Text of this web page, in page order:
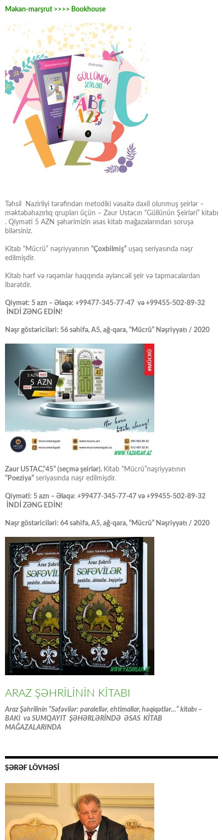
Məkan-marşrut >>>> Bookhouse
Təhsil Nazirliyi tərəfindən metodiki vəsaitə daxil olunmuş şeirlər –
məktəbəhazırlıq qrupları üçün – Zaur Ustacın “Güllünün Şeirləri” kitabı
. Qiyməti 5 AZN şəhərimizin əsas kitab mağazalarından soruşa
bilərsiniz.
Kitab “Mücrü” nəşriyyatının “Çoxbilmiş” uşaq seriyasında nəşr
edilmişdir.
Kitab hərf və rəqəmlər haqqında əyləncəli şeir və tapmacalardan
ibarətdir.
Qiymət: 5 azn – Əlaqə: +99477-345-77-47 və +99455-502-89-32
İNDİ ZƏNG EDİN!
Nəşr göstəriciləri: 56 səhifə, A5, ağ-qara, “Mücrü” Nəşriyyatı / 2020
Zaur USTAC,“45” (seçmə şeirlər). Kitab “Mücrü”nəşriyyatının
“Poeziya” seriyasında nəşr edilmişdir.
Qiyməti: 5 azn – Əlaqə: +99477-345-77-47 və +99455-502-89-32
İNDİ ZƏNG EDİN!
Nəşr göstəriciləri: 64 səhifə, A5, ağ-qara, “Mücrü” Nəşriyyatı / 2020
ARAZ ŞƏHRİLİNİN KİTABI
Araz Şəhrilinin “Səfəvilər: paralellər, ehtimallar, həqiqətlər…” kitabı –
BAKI və SUMQAYIT ŞƏHƏRLƏRİNDƏ ƏSAS KİTAB
MAĞAZALARINDA
ŞƏRƏF LÖVHƏSİ